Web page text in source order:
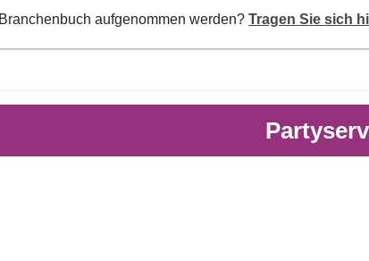
aufgenommen werden? Tragen Sie sich